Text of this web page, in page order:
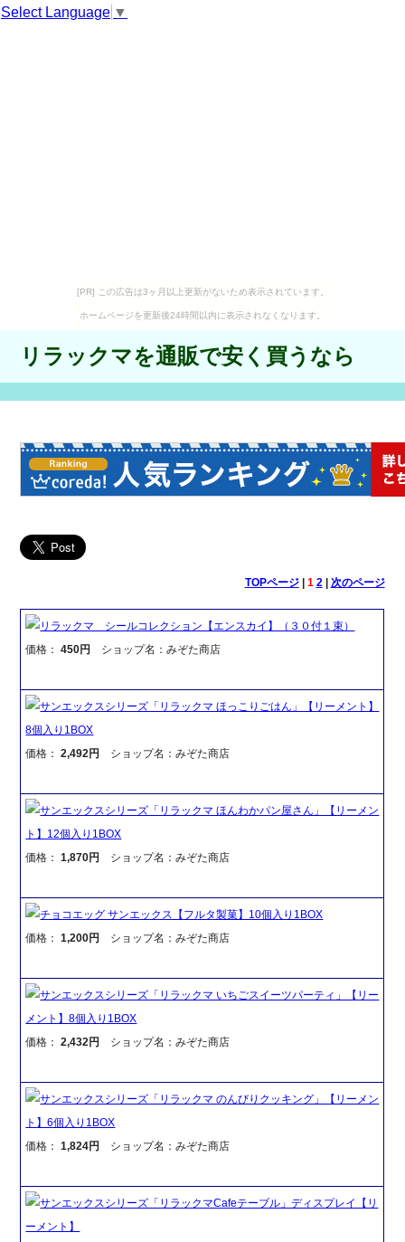
Select Language ▼
[PR] この広告は3ヶ月以上更新がないため表示されています。
ホームページを更新後24時間以内に表示されなくなります。
リラックマを通販で安く買うなら
TOPページ| 1 2| 次のページ
リラックマ シールコレクション【エンスカイ】（３０付１束）
価格：450円 ショップ名：みぞた商店
サンエックスシリーズ「リラックマ ほっこりごはん」【リーメント】
8個入り1BOX
価格：2,492円 ショップ名：みぞた商店
サンエックスシリーズ「リラックマ ほんわかパン屋さん」【リーメン
ト】12個入り1BOX
価格：1,870円 ショップ名：みぞた商店
チョコエッグ サンエックス【フルタ製菓】10個入り1BOX
価格：1,200円 ショップ名：みぞた商店
サンエックスシリーズ「リラックマ いちごスイーツパーティ」【リー
メント】8個入り1BOX
価格：2,432円 ショップ名：みぞた商店
サンエックスシリーズ「リラックマ のんびりクッキング」【リーメン
ト】6個入り1BOX
価格：1,824円 ショップ名：みぞた商店
サンエックスシリーズ「リラックマCafeテーブル」ディスプレイ【リ
ーメント】